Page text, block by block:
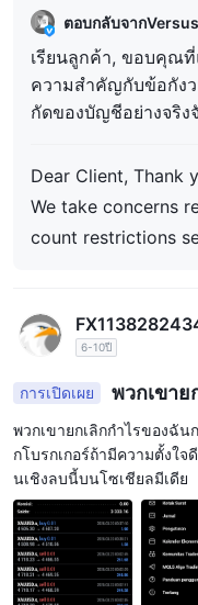
ตอบกลับจาก
เรียนลูกค้า, ขอบคุณที่แบ่งปันความคิดเห็นของคุณ เราให้
ความสำคัญกับข้อกังว
กัดของบัญชีอย่างจริง
คุณโดยละเอียด อย่า
องคุณจากข้อมูลที่มีอยู่ใ
ยเหลือคุณเพิ่มเติม โ
างอีเมลสนับสนุนอย่า
de Kindly ใช้อีเมลที่ลงทะเบียนของคุณเพื่อให้เราสามาร
บกรณีของคุณและแจ้งค
ณสำหรับความร่วมมื
Dear Client, Thank you for sharing your feedback.
We take concerns
count restrictions
available in your review. To assist you
e contact our
t email: support@versus.trade
tered email
ount and
we receive your
nd provide you with an
cooperation.
6-10ปี
การเปิดเผย พวกเขาย
พวกเขายกเลิกกำไรของฉั
กโบรกเกอร์ถ้ามีความตั้งใ
นเชิงลบนี้บนโซเชียลมีเดีย